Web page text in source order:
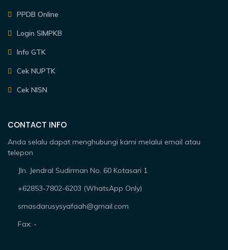
PPDB Online
Login SIMPKB
Info GTK
Cek NUPTK
Cek NISN
CONTACT INFO
Anda selalu dapat menghubungi kami melalui email atau
telepon
Jln. Jendral Sudirman No. 60 Kotasari 1
+62853-7802-6203 (WhatsApp Only)
smasdarusysyafaah@gmail.com
Fax: -